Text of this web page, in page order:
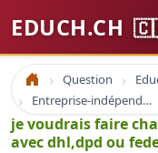
EDUCH.CH
Accueil Question
Entreprise-indépendant-social
je voudrais faire
avec dhl,dpd ou